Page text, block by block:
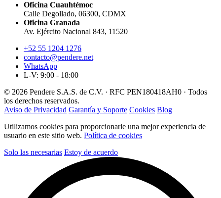
Oficina Cuauhtémoc
Calle Degollado, 06300, CDMX
Oficina Granada
Av. Ejército Nacional 843, 11520
+52 55 1204 1276
contacto@pendere.net
WhatsApp
L-V: 9:00 - 18:00
© 2026 Pendere S.A.S. de C.V. · RFC PEN180418AH0 · Todos
los derechos reservados.
Aviso de Privacidad Garantía y Soporte Cookies Blog
Utilizamos cookies para proporcionarle una mejor experiencia de
usuario en este sitio web. Política de cookies
Solo las necesarias Estoy de acuerdo